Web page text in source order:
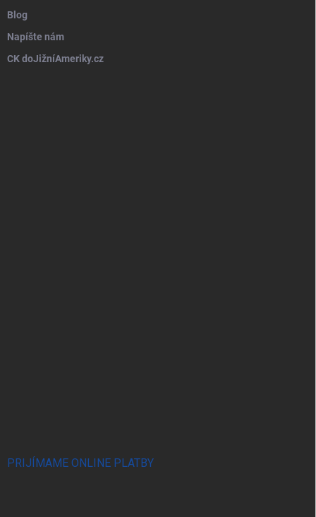
Blog
Napíšte nám
CK doJižníAmeriky.cz
PRIJÍMAME ONLINE PLATBY